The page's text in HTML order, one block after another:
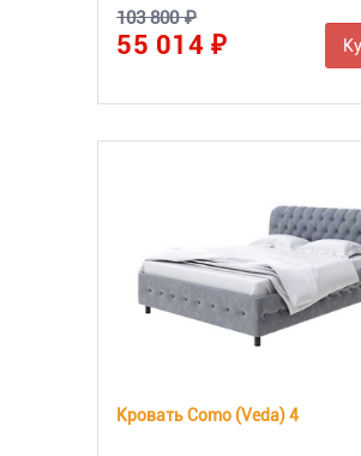
103 800 ₽
55 014 ₽
Кровать Como (Veda) 4